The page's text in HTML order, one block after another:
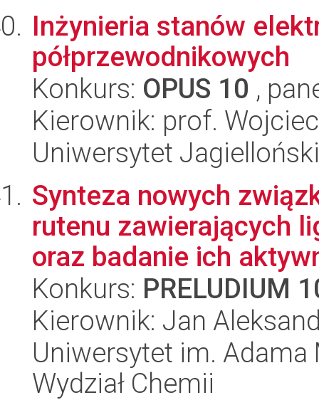
Inżynieria stanów
półprzewodnikowych
Konkurs: OPUS 10 ,
Kierownik: prof.
Uniwersytet
Synteza nowych
rutenu zawierających
oraz badanie ich
Konkurs: PRELUDIUM
Kierownik: Jan
Uniwersytet im.
Wydział Chemii